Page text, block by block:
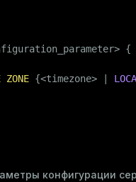
{
ZONE {<timezone> |
конфигурации